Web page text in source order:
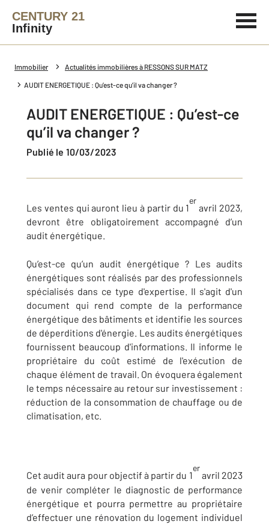
CENTURY 21
Infinity
Immobilier Actualités immobilières à RESSONS SUR MATZ
AUDIT ENERGETIQUE : Qu’est-ce qu’il va changer ?
AUDIT ENERGETIQUE : Qu’est-ce
qu’il va changer ?
Publié le 10/03/2023
Les ventes qui auront lieu à partir du 1
er
avril 2023,
devront être obligatoirement accompagné d’un
audit énergétique.
Qu’est-ce qu’un audit énergétique ? Les audits
énergétiques sont réalisés par des professionnels
spécialisés dans ce type d'expertise. Il s'agit d'un
document qui rend compte de la performance
énergétique des bâtiments et identifie les sources
de déperditions d'énergie. Les audits énergétiques
fournissent beaucoup d'informations. Il informe le
propriétaire du coût estimé de l'exécution de
chaque élément de travail. On évoquera également
le temps nécessaire au retour sur investissement :
réduction de la consommation de chauffage ou de
climatisation, etc.
Cet audit aura pour objectif à partir du 1
er
avril 2023
de venir compléter le diagnostic de performance
énergétique et pourra permettre au propriétaire
d’effectuer une rénovation du logement individuel